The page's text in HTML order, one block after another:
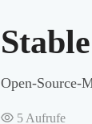
Open-Source-
5 Aufrufe